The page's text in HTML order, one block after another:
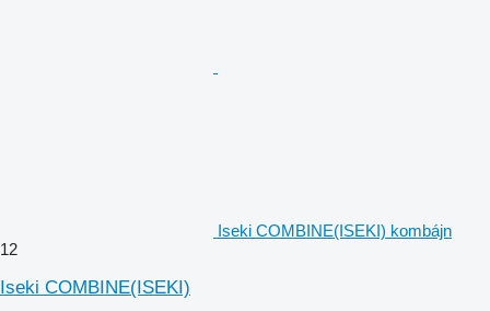
Iseki COMBINE(ISEKI) kombájn
12
Iseki COMBINE(ISEKI)